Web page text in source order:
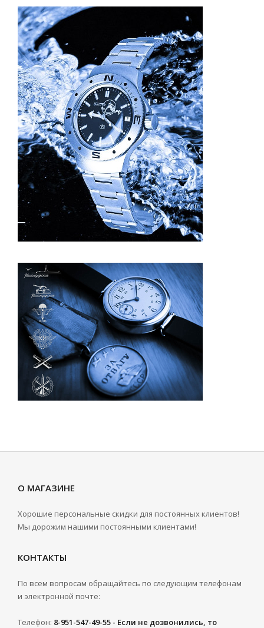
О МАГАЗИНЕ
Хорошие персональные скидки для постоянных клиентов!
Мы дорожим нашими постоянными клиентами!
КОНТАКТЫ
По всем вопросам обращайтесь по следующим телефонам
и электронной почте:
Телефон: 8-951-547-49-55 - Если не дозвонились, то